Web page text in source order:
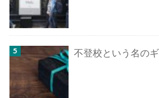
不登校という名の